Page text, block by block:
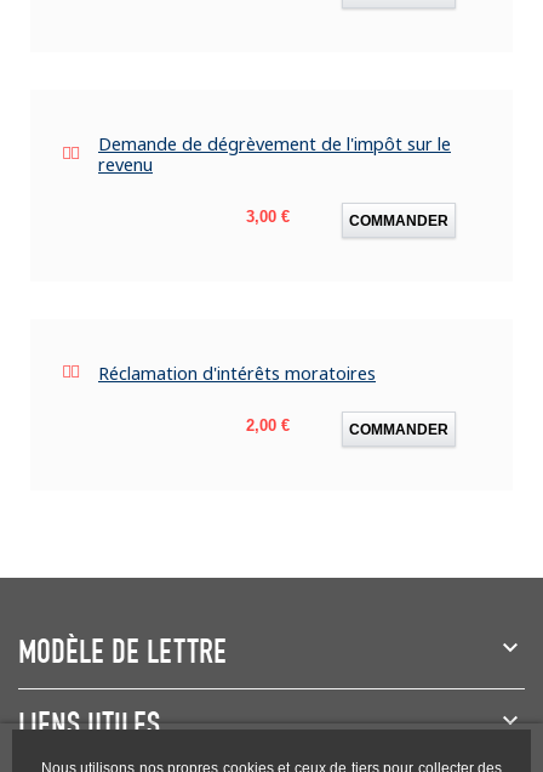
Nous utilisons nos propres cookies et ceux de tiers pour collecter des
Demande de dégrèvement de l'impôt sur le
revenu
Prix
3,00 € COMMANDER
Réclamation d'intérêts moratoires
Prix
2,00 € COMMANDER
MODÈLE DE LETTRE
LIENS UTILES